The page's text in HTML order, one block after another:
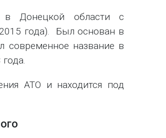
в Донецкой области с
года). Был основан в
современное название в
АТО и находится под